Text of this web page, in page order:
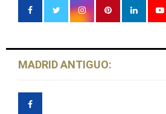
MADRID ANTIGUO: